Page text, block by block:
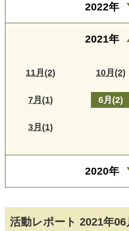
活動レポート 2021年06
2022年
2021年
11月(2) 10月(2)
7月(1) 6月(2)
3月(1)
2020年